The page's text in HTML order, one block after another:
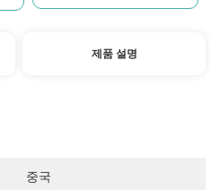
제품 설명
중국